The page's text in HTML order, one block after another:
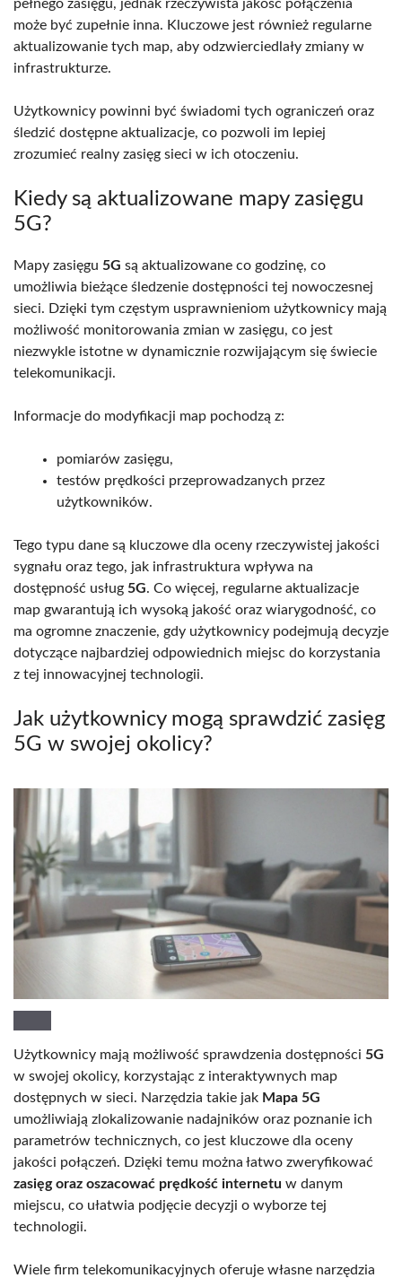
pełnego zasięgu, jednak rzeczywista jakość połączenia
może być zupełnie inna. Kluczowe jest również regularne
aktualizowanie tych map, aby odzwierciedlały zmiany w
infrastrukturze.
Użytkownicy powinni być świadomi tych ograniczeń oraz
śledzić dostępne aktualizacje, co pozwoli im lepiej
zrozumieć realny zasięg sieci w ich otoczeniu.
Kiedy są aktualizowane mapy zasięgu
5G?
Mapy zasięgu 5G są aktualizowane co godzinę, co
umożliwia bieżące śledzenie dostępności tej nowoczesnej
sieci. Dzięki tym częstym usprawnieniom użytkownicy mają
możliwość monitorowania zmian w zasięgu, co jest
niezwykle istotne w dynamicznie rozwijającym się świecie
telekomunikacji.
Informacje do modyfikacji map pochodzą z:
pomiarów zasięgu,
testów prędkości przeprowadzanych przez
użytkowników.
Tego typu dane są kluczowe dla oceny rzeczywistej jakości
sygnału oraz tego, jak infrastruktura wpływa na
dostępność usług 5G. Co więcej, regularne aktualizacje
map gwarantują ich wysoką jakość oraz wiarygodność, co
ma ogromne znaczenie, gdy użytkownicy podejmują decyzje
dotyczące najbardziej odpowiednich miejsc do korzystania
z tej innowacyjnej technologii.
Jak użytkownicy mogą sprawdzić zasięg
5G w swojej okolicy?
Użytkownicy mają możliwość sprawdzenia dostępności 5G
w swojej okolicy, korzystając z interaktywnych map
dostępnych w sieci. Narzędzia takie jak Mapa 5G
umożliwiają zlokalizowanie nadajników oraz poznanie ich
parametrów technicznych, co jest kluczowe dla oceny
jakości połączeń. Dzięki temu można łatwo zweryfikować
zasięg oraz oszacować prędkość internetu w danym
miejscu, co ułatwia podjęcie decyzji o wyborze tej
technologii.
Wiele firm telekomunikacyjnych oferuje własne narzędzia